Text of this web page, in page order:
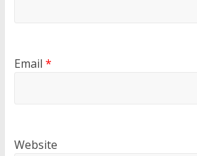
Email *
Website